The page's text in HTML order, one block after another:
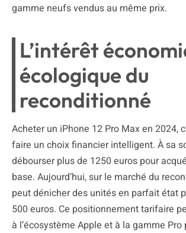
gamme neufs vendus au même prix.
L’intérêt
écologique du
reconditionné
Acheter un iPhone 12 Pro Max en 2024,
faire un choix financier intelligent. À sa
débourser plus de 1250 euros pour
base. Aujourd’hui, sur le marché du
peut dénicher des unités en parfait état
500 euros. Ce positionnement tarifaire
à l’écosystème Apple et à la gamme Pro